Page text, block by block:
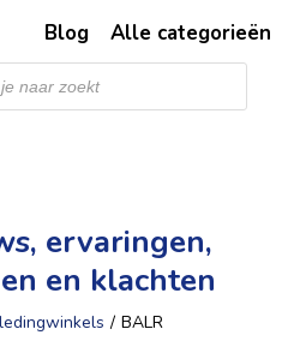
Blog Alle categorieën
ervaringen,
en klachten
/ BALR